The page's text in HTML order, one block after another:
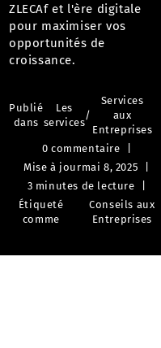
ZLECAf et l'ère digitale
pour maximiser vos
opportunités de
croissance.
Publié
dans
Les
services
/
Services
aux
Entreprises
0 commentaire
Mise à jourmai 8, 2025
3 minutes de lecture
Étiqueté
comme
Conseils aux
Entreprises